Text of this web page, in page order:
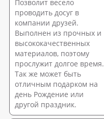
Позволит весело
проводить досуг в
компании друзей.
Выполнен из прочных и
высококачественных
материалов, поэтому
прослужит долгое время.
Так же может быть
отличным подарком на
день Рождение или
другой праздник.